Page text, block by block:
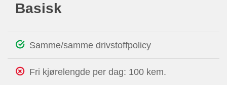
Basisk
Samme/samme drivstoffpolicy
Fri kjørelengde per dag: 100 kem.